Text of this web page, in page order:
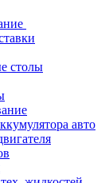
столы
авто